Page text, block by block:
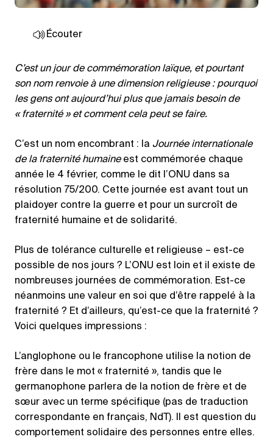
Écouter
C’est un jour de commémoration laïque, et pourtant
son nom renvoie à une dimension religieuse : pourquoi
les gens ont aujourd’hui plus que jamais besoin de
« fraternité » et comment cela peut se faire.
C’est un nom encombrant : la Journée internationale
de la fraternité humaineest commémorée chaque
année le 4 février, comme le dit l’ONU dans sa
résolution 75/200. Cette journée est avant tout un
plaidoyer contre la guerre et pour un surcroît de
fraternité humaine et de solidarité.
Plus de tolérance culturelle et religieuse – est-ce
possible de nos jours ? L’ONU est loin et il existe de
nombreuses journées de commémoration. Est-ce
néanmoins une valeur en soi que d’être rappelé à la
fraternité ? Et d’ailleurs, qu’est-ce que la fraternité ?
Voici quelques impressions :
L’anglophone ou le francophone utilise la notion de
frère dans le mot « fraternité », tandis que le
germanophone parlera de la notion de frère et de
sœur avec un terme spécifique (pas de traduction
correspondante en français, NdT). Il est question du
comportement solidaire des personnes entre elles.